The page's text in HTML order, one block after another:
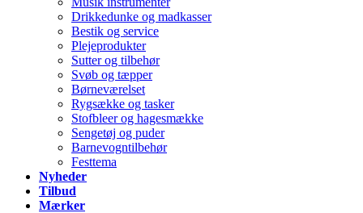
Drikkedunke og madkasser
Bestik og service
Plejeprodukter
Sutter og tilbehør
Svøb og tæpper
Børneværelset
Rygsække og tasker
Stofbleer og hagesmække
Sengetøj og puder
Barnevogntilbehør
Festtema
Nyheder
Tilbud
Mærker